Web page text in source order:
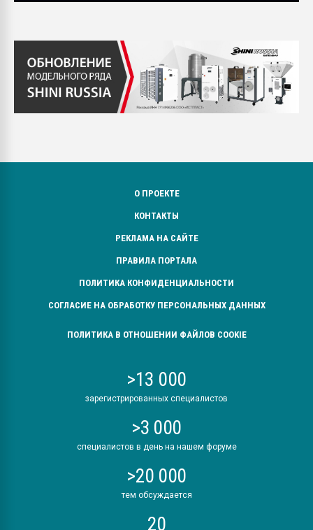
О ПРОЕКТЕ
КОНТАКТЫ
РЕКЛАМА НА САЙТЕ
ПРАВИЛА ПОРТАЛА
ПОЛИТИКА КОНФИДЕНЦИАЛЬНОСТИ
СОГЛАСИЕ НА ОБРАБОТКУ ПЕРСОНАЛЬНЫХ ДАННЫХ
ПОЛИТИКА В ОТНОШЕНИИ ФАЙЛОВ COOKIE
>13 000
зарегистрированных специалистов
>3 000
специалистов в день на нашем форуме
>20 000
тем обсуждается
20